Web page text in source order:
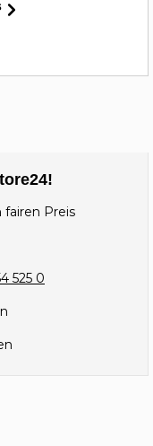
Preis
525 0